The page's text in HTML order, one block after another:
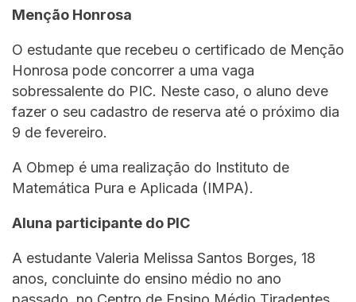
Menção Honrosa
O estudante que recebeu o certificado de Menção
Honrosa pode concorrer a uma vaga
sobressalente do PIC. Neste caso, o aluno deve
fazer o seu cadastro de reserva até o próximo dia
9 de fevereiro.
A Obmep é uma realização do Instituto de
Matemática Pura e Aplicada (IMPA).
Aluna participante do PIC
A estudante Valeria Melissa Santos Borges, 18
anos, concluinte do ensino médio no ano